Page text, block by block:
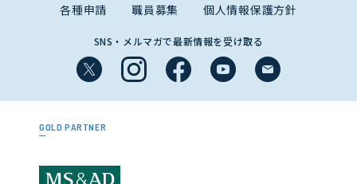
各種申請 職員募集 個人情報保護方針
SNS・メルマガで最新情報を受け取る
GOLD PARTNER